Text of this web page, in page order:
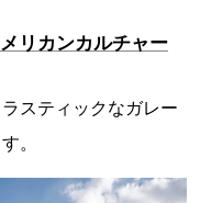
リカンカルチャー
スティックなガレー
。